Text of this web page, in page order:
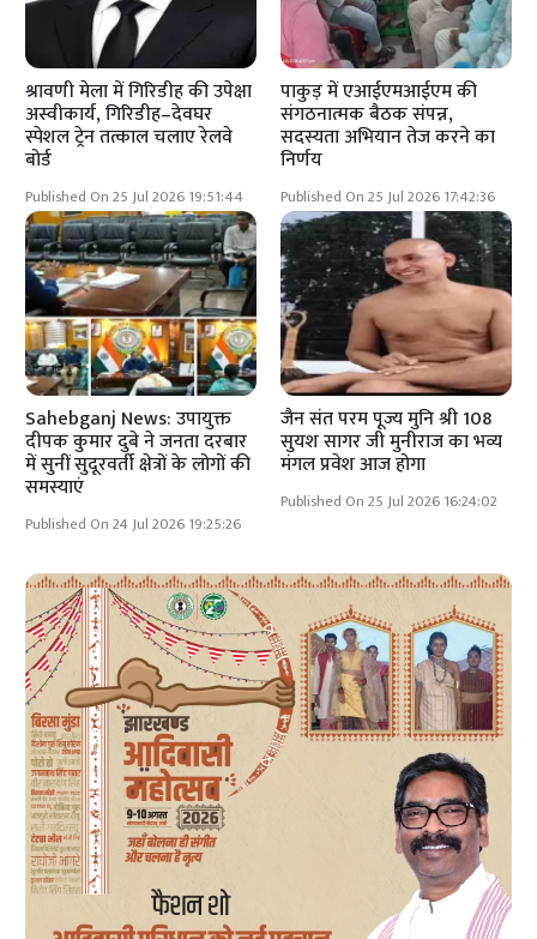
श्रावणी मेला में गिरिडीह की उपेक्षा
अस्वीकार्य, गिरिडीह–देवघर
स्पेशल ट्रेन तत्काल चलाए रेलवे
बोर्ड
Published On 25 Jul 2026 19:51:44
पाकुड़ में एआईएमआईएम की
संगठनात्मक बैठक संपन्न,
सदस्यता अभियान तेज करने का
निर्णय
Published On 25 Jul 2026 17:42:36
Sahebganj News: उपायुक्त
दीपक कुमार दुबे ने जनता दरबार
में सुनीं सुदूरवर्ती क्षेत्रों के लोगों की
समस्याएं
Published On 24 Jul 2026 19:25:26
जैन संत परम पूज्य मुनि श्री 108
सुयश सागर जी मुनीराज का भव्य
मंगल प्रवेश आज होगा
Published On 25 Jul 2026 16:24:02